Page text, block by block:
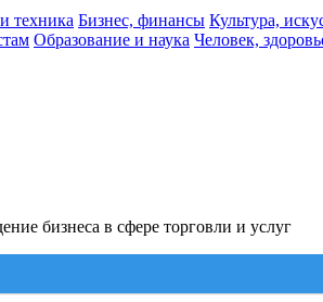
техника Бизнес, финансы Культура,
Образование и наука Человек,
бизнеса в сфере торговли и услуг